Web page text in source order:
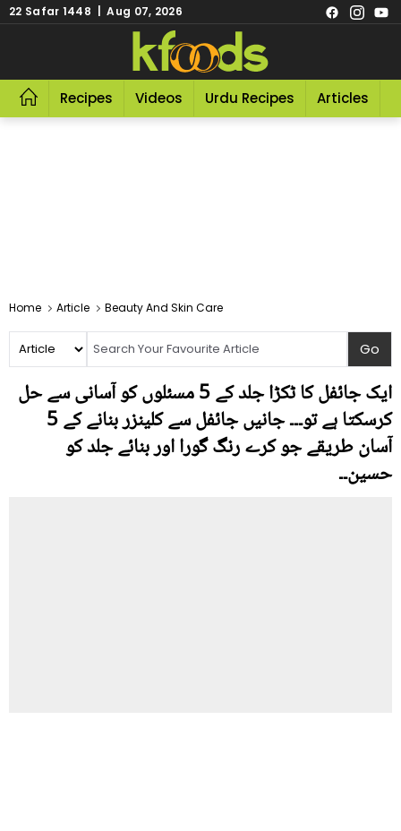
22 Safar 1448 | Aug 07, 2026
Recipes Videos Urdu Recipes Articles
Home Article Beauty And Skin Care
ایک جائفل کا ٹکڑا جلد کے 5 مسئلوں کو آسانی سے حل
کرسکتا ہے تو۔۔۔ جانیں جائفل سے کلینزر بنانے کے 5
آسان طریقے جو کرے رنگ گورا اور بنائے جلد کو
حسین۔۔